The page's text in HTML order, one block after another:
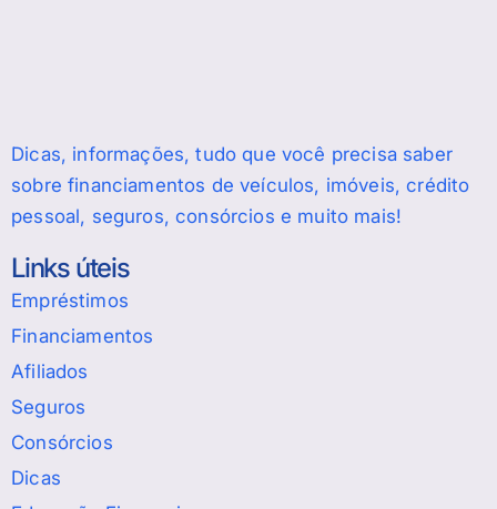
Dicas, informações, tudo que você precisa saber
sobre financiamentos de veículos, imóveis, crédito
pessoal, seguros, consórcios e muito mais!
Links úteis
Empréstimos
Financiamentos
Afiliados
Seguros
Consórcios
Dicas